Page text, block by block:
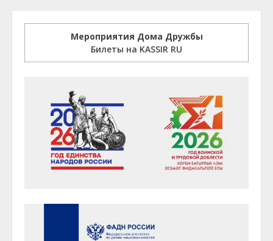
Мероприятия Дома Дружбы
Билеты на KASSIR RU